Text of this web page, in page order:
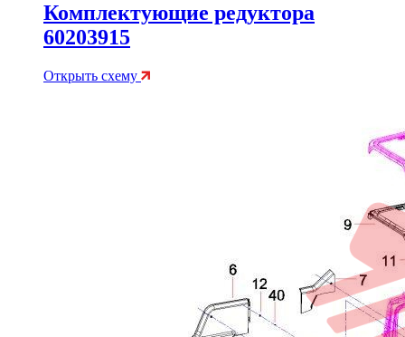
Комплектующие редуктора
60203915
Открыть схему